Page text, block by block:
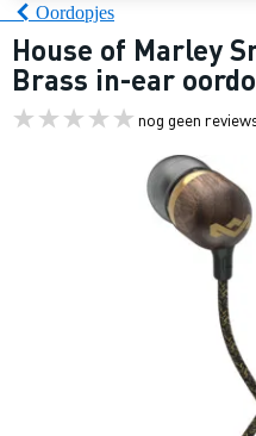
Oordopjes
House of Marley
Brass in-ear
nog geen